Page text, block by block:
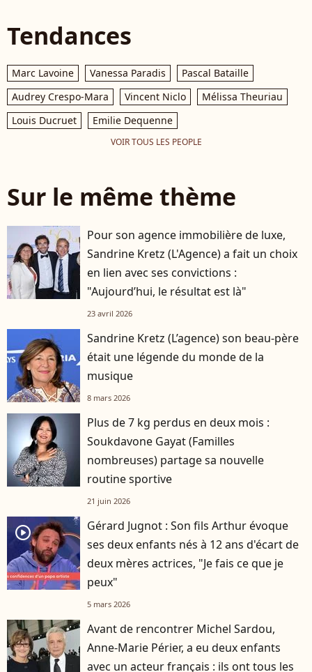
Tendances
Marc Lavoine Vanessa Paradis
Pascal Bataille
Audrey Crespo-Mara
Vincent Niclo
Mélissa Theuriau
Louis Ducruet
Emilie Dequenne
VOIR TOUS LES PEOPLE
Sur le même thème
Pour son agence immobilière de luxe,
Sandrine Kretz (L'Agence) a fait un choix
en lien avec ses convictions :
"Aujourd’hui, le résultat est là"
23 avril 2026
Sandrine Kretz (L’agence) son beau-père
était une légende du monde de la
musique
8 mars 2026
Plus de 7 kg perdus en deux mois :
Soukdavone Gayat (Familles
nombreuses) partage sa nouvelle
routine sportive
21 juin 2026
player2
Gérard Jugnot : Son fils Arthur évoque
ses deux enfants nés à 12 ans d'écart de
deux mères actrices, "Je fais ce que je
peux"
5 mars 2026
Avant de rencontrer Michel Sardou,
Anne-Marie Périer, a eu deux enfants
avec un acteur français : ils ont tous les